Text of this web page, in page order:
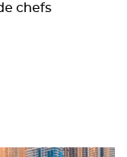
chefs